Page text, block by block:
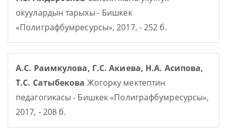
окуулардын тарыхы - Бишкек
«Полиграфбумресурсы», 2017, - 252 б.
А.С. Раимкулова, Г.С. Акиева, Н.А. Асипова,
Т.С. Сатыбекова Жогорку мектептин
педагогикасы - Бишкек «Полиграфбумресурсы»,
2017, - 208 б.